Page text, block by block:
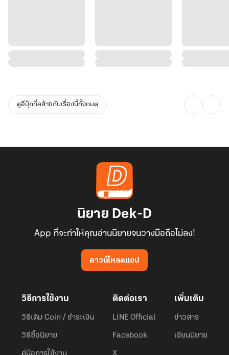
ดูอีบุ๊กที่คล้ายกับเรื่องนี้ทั้งหมด
นิยาย Dek-D
App ที่จะทำให้คุณอ่านนิยายจนวางมือถือไม่ลง!
ดาวน์โหลดแอป
วิธีการใช้งาน
วิธีเติม Coin / ชำระเงิน
วิธีซื้อนิยาย
ติดต่อเรา
LINE Official
Facebook
เพิ่มเติม
ข่าวสาร
เขียนนิยาย